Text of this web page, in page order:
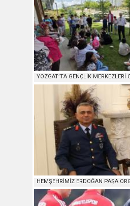
YOZGAT’TA GENÇLİK MERKEZLERİ
HEMŞEHRİMİZ ERDOĞAN PAŞA